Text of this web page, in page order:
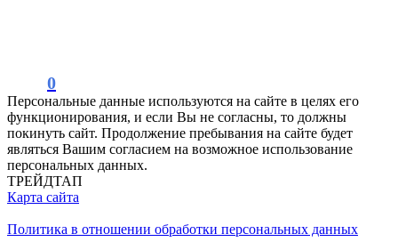
0
Персональные данные используются на сайте в целях его
функционирования, и если Вы не согласны, то должны
покинуть сайт. Продолжение пребывания на сайте будет
являться Вашим согласием на возможное использование
персональных данных.
ТРЕЙДТАП
Карта сайта
Политика в отношении обработки персональных данных